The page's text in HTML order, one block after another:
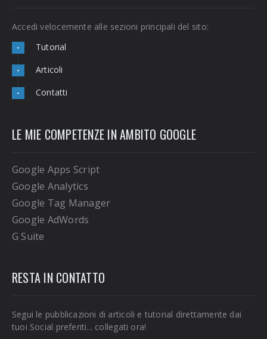
Accedi velocemente alle sezioni principali del sito:
- Tutorial
- Articoli
- Contatti
LE MIE COMPETENZE IN AMBITO GOOGLE
Google Apps Script
Google Analytics
Google Tag Manager
Google AdWords
G Suite
RESTA IN CONTATTO
Segui le pubblicazioni di articoli e tutorial direttamente dai
tuoi Social preferiti... collegati ora!